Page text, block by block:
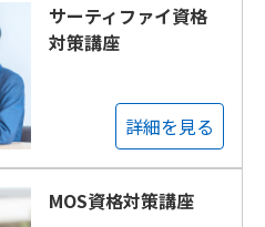
サーティファイ資格
対策講座
詳細を見る
MOS資格対策講座